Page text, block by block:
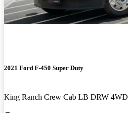
2021 Ford F-450 Super Duty
King Ranch Crew Cab LB DRW 4WD